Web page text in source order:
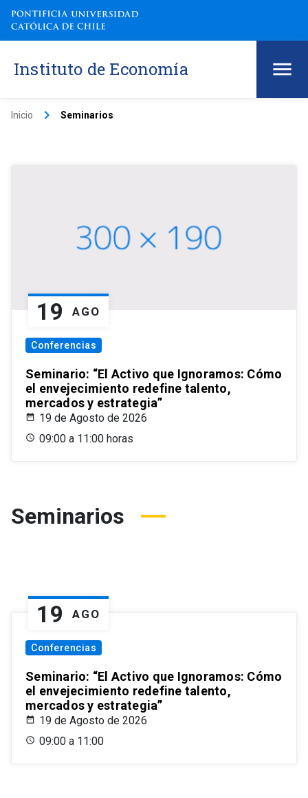
Instituto de Economía
Inicio keyboard_arrow_right Seminarios
19 AGO
Conferencias
Seminario: “El Activo que Ignoramos: Cómo
el envejecimiento redefine talento,
mercados y estrategia”
19 de Agosto de 2026
09:00 a 11:00 horas
Seminarios
19 AGO
Conferencias
Seminario: “El Activo que Ignoramos: Cómo
el envejecimiento redefine talento,
mercados y estrategia”
19 de Agosto de 2026
09:00 a 11:00